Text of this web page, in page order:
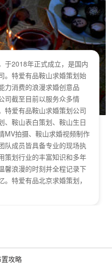
于2018年正式成立，是国内
。特爱有品鞍山求婚策划始
力消费的浪漫求婚创意品
司截至目前以服务众多情
特爱有品鞍山求婚策划公司
、鞍山表白策划、鞍山生日
MV拍摄、鞍山求婚视频制作
队成员皆具备专业的现场执
策划行业的丰富知识和多年
馨浪漫的时刻并全程记录下
特爱有品北京求婚策划，
攻略